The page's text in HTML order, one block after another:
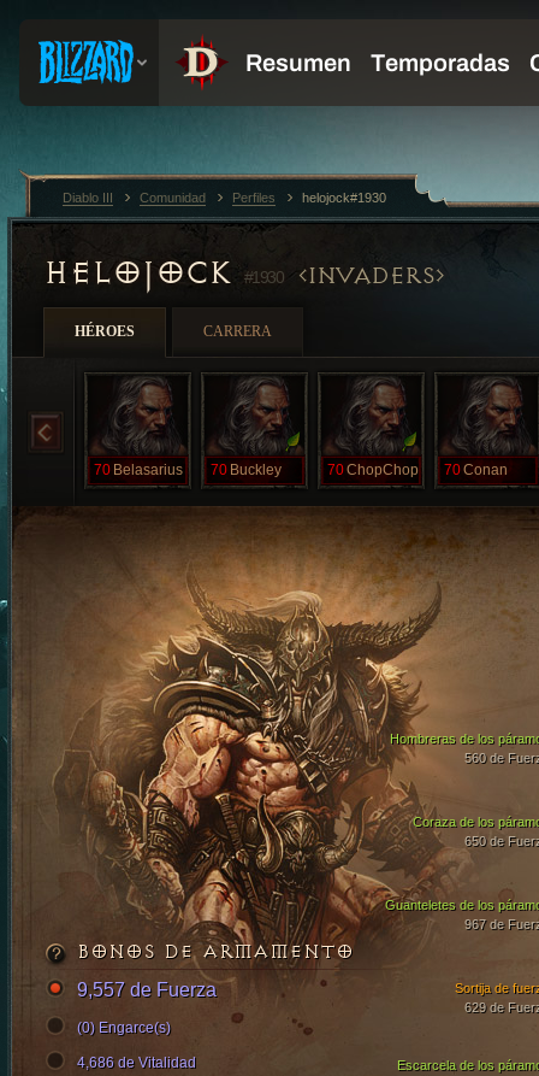
HELOJOCK #1930 INVADERS
HÉROES CARRERA
70 Belasarius 70 Buckley 70ChopChop 70Conan
Coraza de los
650 de
Guanteletes de los
967 de
Hombreras de los
560 de
Escarcela de los
Sortija de
629 de
BONOS DE ARMAMENTO
9,557 de Fuerza
(0) Engarce(s)
4,686 de Vitalidad
Diablo III Comunidad Perfiles helojock#1930